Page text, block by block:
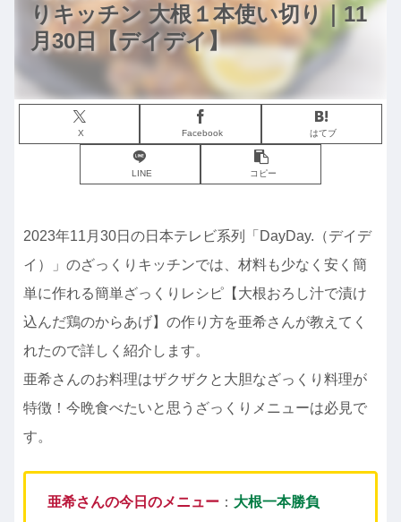
りキッチン 大根１本使い切り｜11
月30日【デイデイ】
X Facebook はてブ
LINE コピー
2023年11月30日の日本テレビ系列「DayDay.（デイデ
イ）」のざっくりキッチンでは、材料も少なく安く簡
単に作れる簡単ざっくりレシピ【大根おろし汁で漬け
込んだ鶏のからあげ】の作り方を亜希さんが教えてく
れたので詳しく紹介します。
亜希さんのお料理はザクザクと大胆なざっくり料理が
特徴！今晩食べたいと思うざっくりメニューは必見で
す。
亜希さんの今日のメニュー ： 大根一本勝負